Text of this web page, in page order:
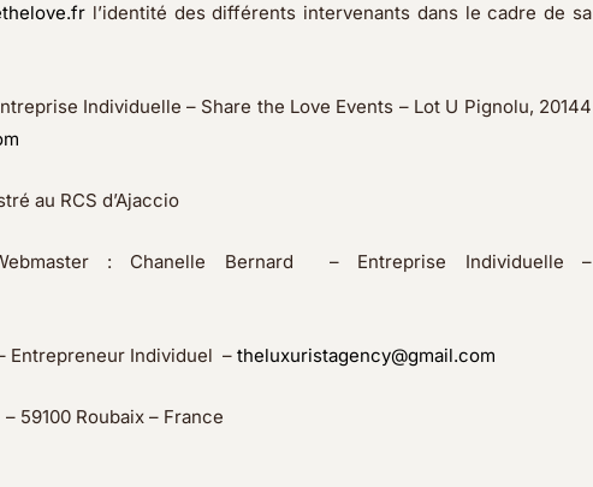
l’identité des différents intervenants dans le cadre de sa
Individuelle – Share the Love Events – Lot U Pignolu, 20144
au RCS d’Ajaccio
: Chanelle Bernard – Entreprise Individuelle –
Entrepreneur Individuel – theluxuristagency@gmail.com
59100 Roubaix – France